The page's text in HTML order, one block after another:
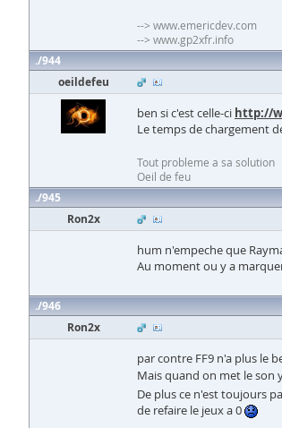
--> www.emericdev.com
--> www.gp2xfr.info
944
oeildefeu
ben si c'est celle-ci http://
Le temps de chargement
Tout probleme a sa solution
Oeil de feu
945
Ron2x
hum n'empeche que
Au moment ou y a
946
Ron2x
par contre FF9 n'a plus le
Mais quand on met le son
De plus ce n'est toujours
de refaire le jeux a 0